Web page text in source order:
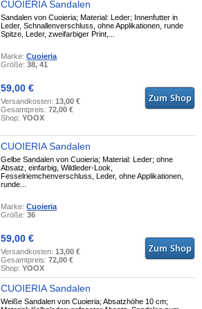
CUOIERIA Sandalen
Sandalen von Cuoieria; Material: Leder; Innenfutter in
Leder, Schnallenverschluss, ohne Applikationen, runde
Spitze, Leder, zweifarbiger Print,...
Marke:Cuoieria
Größe:38, 41
59,00 €
Versandkosten:13,00 €
Gesamtpreis:72,00 €
Shop:YOOX
CUOIERIA Sandalen
Gelbe Sandalen von Cuoieria; Material: Leder; ohne
Absatz, einfarbig, Wildleder-Look,
Fesselriemchenverschluss, Leder, ohne Applikationen,
runde...
Marke:Cuoieria
Größe:36
59,00 €
Versandkosten:13,00 €
Gesamtpreis:72,00 €
Shop:YOOX
CUOIERIA Sandalen
Weiße Sandalen von Cuoieria; Absatzhöhe 10 cm;